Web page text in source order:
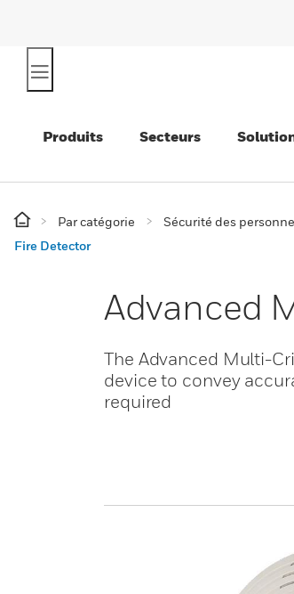
Produits Secteurs
Par catégorie Sécurité des
Fire Detector
Advanced
The Advanced Multi-
device to convey
required